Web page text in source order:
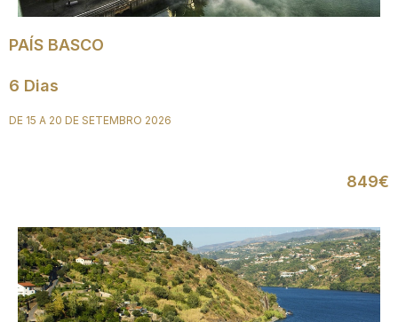
PAÍS BASCO
6 Dias
DE 15 A 20 DE SETEMBRO 2026
849€